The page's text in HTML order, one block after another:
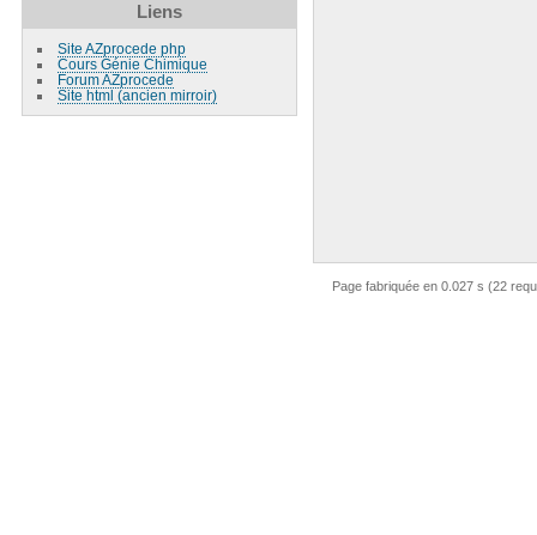
Liens
Site AZprocede php
Cours Génie Chimique
Forum AZprocede
Site html (ancien mirroir)
Page fabriquée en 0.027 s (22